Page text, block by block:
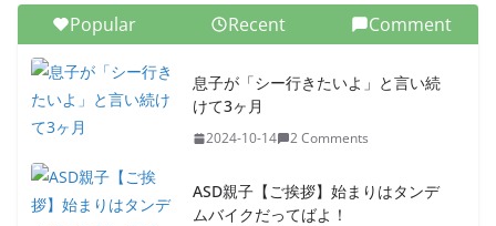
Popular Recent Comment
息子が「シー行きたいよ」と言い続
けて3ヶ月
2024-10-14 2 Comments
ASD親子【ご挨拶】始まりはタンデ
ムバイクだってばよ！